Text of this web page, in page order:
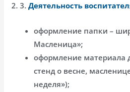
2. 3.Деятельность
оформление папки –
Масленица»;
оформление материала
стенд о весне,
неделя»);